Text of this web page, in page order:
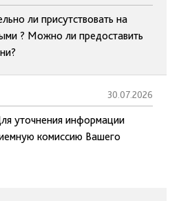
ли присутствовать на
? Можно ли предоставить
30.07.2026
уточнения информации
комиссию Вашего